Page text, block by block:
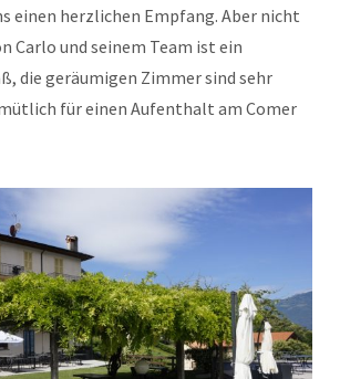
einen herzlichen Empfang. Aber nicht
Carlo und seinem Team ist ein
die geräumigen Zimmer sind sehr
für einen Aufenthalt am Comer